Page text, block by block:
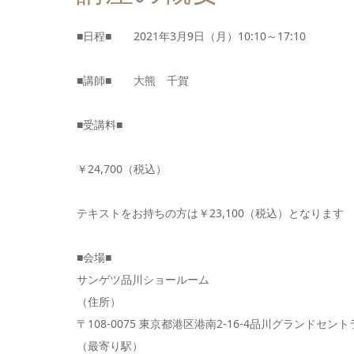
■日程■ 2021年3月9日（月）10:10～17:10
■講師■ 大熊 千賀
■受講料■
￥24,700（税込）
テキストをお持ちの方は￥23,100（税込）となります
■会場■
サンゲツ品川ショールーム
（住所）
〒108-0075 東京都港区港南2-16-4品川グランドセント
（最寄り駅）